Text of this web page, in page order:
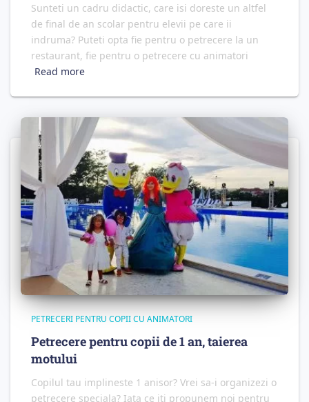
Sunteti un cadru didactic, care isi doreste un altfel
de final de an scolar pentru elevii pe care ii
indruma? Puteti opta fie pentru o petrecere la un
restaurant, fie pentru o petrecere cu animatori
Read more
PETRECERI PENTRU COPII CU ANIMATORI
Petrecere pentru copii de 1 an, taierea
motului
Copilul tau implineste 1 anisor? Vrei sa-i organizezi o
petrecere speciala? Iata ce iti propunem noi pentru